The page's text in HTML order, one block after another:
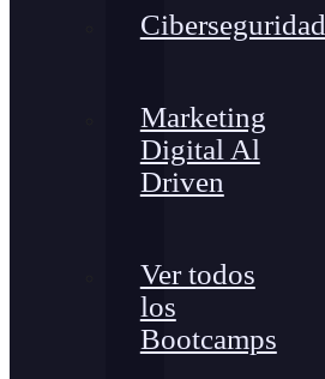
Ciberseguridad
Marketing
Digital Al
Driven
Ver todos
los
Bootcamps